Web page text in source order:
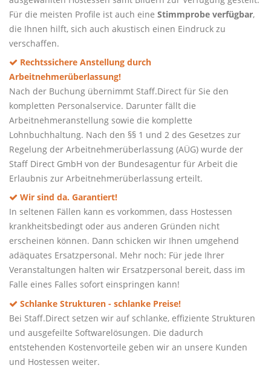
Für die meisten Profile ist auch eine Stimmprobe verfügbar,
die Ihnen hilft, sich auch akustisch einen Eindruck zu
verschaffen.
Rechtssichere Anstellung durch
Arbeitnehmerüberlassung!
Nach der Buchung übernimmt Staff.Direct für Sie den
kompletten Personalservice. Darunter fällt die
Arbeitnehmeranstellung sowie die komplette
Lohnbuchhaltung. Nach den §§ 1 und 2 des Gesetzes zur
Regelung der Arbeitnehmerüberlassung (AÜG) wurde der
Staff Direct GmbH von der Bundesagentur für Arbeit die
Erlaubnis zur Arbeitnehmerüberlassung erteilt.
Wir sind da. Garantiert!
In seltenen Fällen kann es vorkommen, dass Hostessen
krankheitsbedingt oder aus anderen Gründen nicht
erscheinen können. Dann schicken wir Ihnen umgehend
adäquates Ersatzpersonal. Mehr noch: Für jede Ihrer
Veranstaltungen halten wir Ersatzpersonal bereit, dass im
Falle eines Falles sofort einspringen kann!
Schlanke Strukturen - schlanke Preise!
Bei Staff.Direct setzen wir auf schlanke, effiziente Strukturen
und ausgefeilte Softwarelösungen. Die dadurch
entstehenden Kostenvorteile geben wir an unsere Kunden
und Hostessen weiter.